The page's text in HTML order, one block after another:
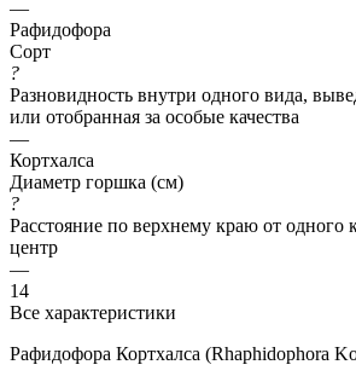
—
Рафидофора
Сорт
?
Разновидность внутри одного вида,
или отобранная за особые качества
—
Кортхалса
Диаметр горшка (см)
?
Расстояние по верхнему краю от одного
центр
—
14
Все характеристики
Рафидофора Кортхалса (Rhaphidophora